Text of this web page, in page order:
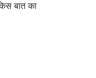
बात का